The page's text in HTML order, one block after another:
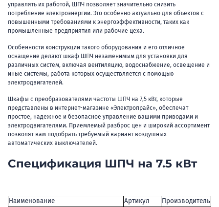
управлять их работой, ШПЧ позволяет значительно снизить
потребление электроэнергии. Это особенно актуально для объектов с
повышенными требованиями к энергоэффективности, таких как
промышленные предприятия или рабочие цеха.
Особенности конструкции такого оборудования и его отличное
оснащение делают шкаф ШПЧ незаменимым для установки для
различных систем, включая вентиляцию, водоснабжение, освещение и
иные системы, работа которых осуществляется с помощью
электродвигателей.
Шкафы с преобразователями частоты ШПЧ на 7,5 кВт, которые
представлены в интернет-магазине «Электропрайс», обеспечат
простое, надежное и безопасное управление вашими приводами и
электродвигателями. Приемлемый разброс цен и широкий ассортимент
позволят вам подобрать требуемый вариант воздушных
автоматических выключателей.
Спецификация ШПЧ на 7.5 кВт
Наименование Артикул
Производитель